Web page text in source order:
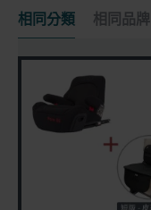
相同分類 相同品牌